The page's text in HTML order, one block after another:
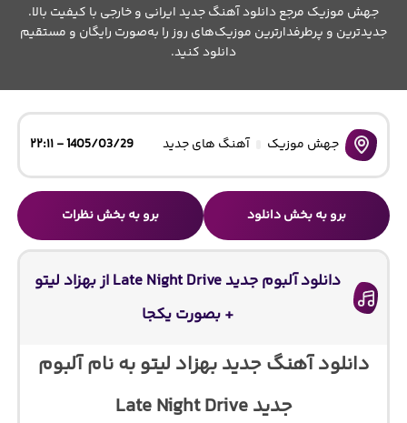
جهش موزیک مرجع دانلود آهنگ جدید ایرانی و خارجی با کیفیت بالا.
جدیدترین و پرطرفدارترین موزیک‌های روز را به‌صورت رایگان و مستقیم
دانلود کنید.
جهش موزیک آهنگ های جدید 1405/03/29 - ۲۲:۱۱
برو به بخش دانلود برو به بخش نظرات
دانلود آلبوم جدید Late Night Drive از بهزاد لیتو
+ بصورت یکجا
دانلود آهنگ جدید بهزاد لیتو به نام آلبوم
جدید Late Night Drive